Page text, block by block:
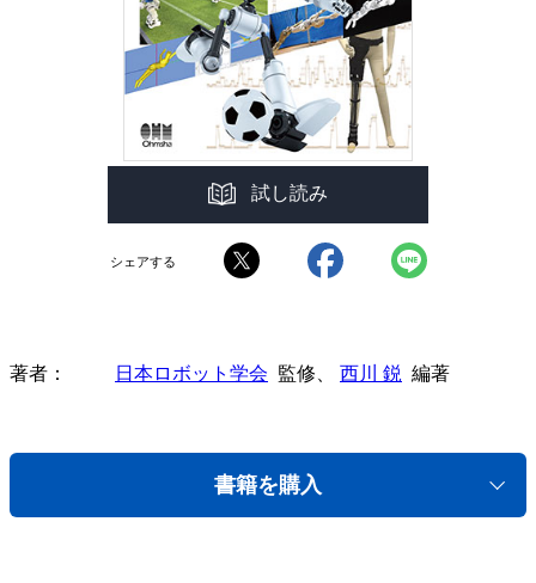
試し読み
シェアする
著者 日本ロボット学会 監修、 西川 鋭 編著
書籍を購入